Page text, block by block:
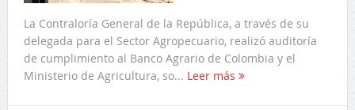
La Contraloría General de la República, a través de su
delegada para el Sector Agropecuario, realizó auditoría
de cumplimiento al Banco Agrario de Colombia y el
Ministerio de Agricultura, so... Leer más